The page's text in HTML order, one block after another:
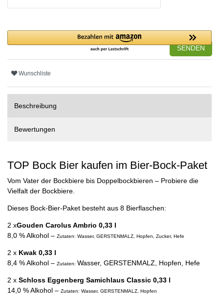
SENDEN
Wunschliste
Beschreibung
Bewertungen
TOP Bock Bier kaufen im Bier-Bock-Paket
Vom Vater der Bockbiere bis Doppelbockbieren – Probiere die
Vielfalt der Bockbiere.
Dieses Bock-Bier-Paket besteht aus 8 Bierflaschen:
2 xGouden Carolus Ambrio 0,33 l
8,0 % Alkohol – Zutaten: Wasser, GERSTENMALZ, Hopfen, Zucker, Hefe
2 x Kwak 0,33 l
8,4 % Alkohol – Zutaten: Wasser, GERSTENMALZ, Hopfen, Hefe
2 x Schloss Eggenberg Samichlaus Classic 0,33 l
14,0 % Alkohol – Zutaten: Wasser, GERSTENMALZ, Hopfen